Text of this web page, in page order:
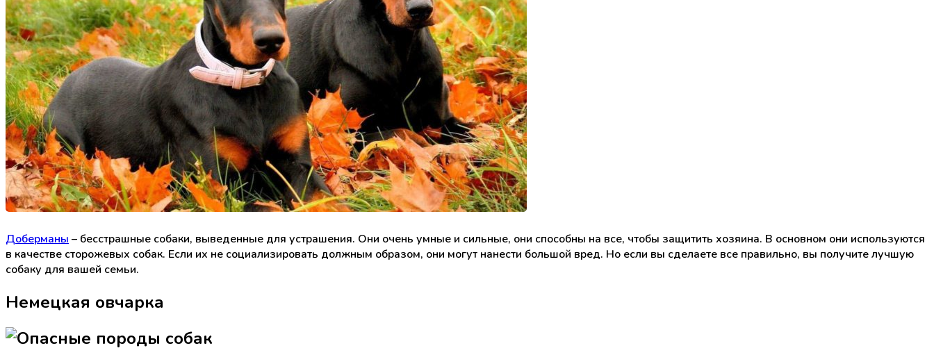
Доберманы – бесстрашные собаки, выведенные для устрашения. Они очень умные и сильные, они способны на все, чтобы защитить хозяина. В основном они используются
в качестве сторожевых собак. Если их не социализировать должным образом, они могут нанести большой вред. Но если вы сделаете все правильно, вы получите лучшую
собаку для вашей семьи.
Немецкая овчарка